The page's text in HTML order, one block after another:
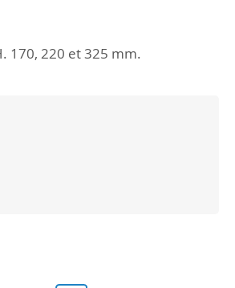
170, 220 et 325 mm.